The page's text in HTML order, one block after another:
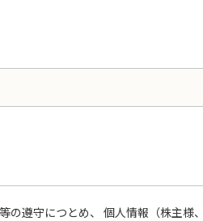
遵守につとめ、 個人情報（株主様